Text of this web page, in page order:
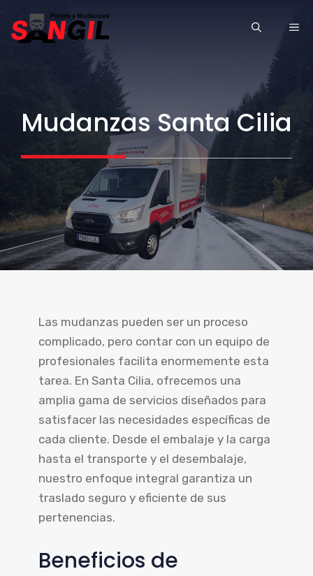
Mudanzas Santa Cilia
Las mudanzas pueden ser un proceso
complicado, pero contar con un equipo de
profesionales facilita enormemente esta
tarea. En Santa Cilia, ofrecemos una
amplia gama de servicios diseñados para
satisfacer las necesidades específicas de
cada cliente. Desde el embalaje y la carga
hasta el transporte y el desembalaje,
nuestro enfoque integral garantiza un
traslado seguro y eficiente de sus
pertenencias.
Beneficios de